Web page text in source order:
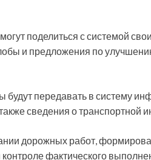
поделиться с системой
и предложения по
передавать в систему
сведения о транспортной
дорожных работ,
фактического